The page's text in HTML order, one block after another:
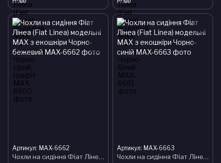
Артикул: MAX-6662
Чохли на сидіння Фіат Лінеа (Fiat Linea) модельні MAX з екошкіри Чорно-бежевий
Артикул: MAX-6663
Чохли на сидіння Фіат Лінеа (Fiat Linea) модельні MAX з екошкіри Чорно-синій